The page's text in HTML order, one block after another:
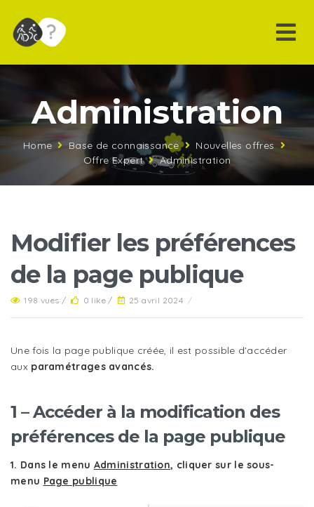
Administration
Home Base de connaissance
Nouvelles offres
Offre Expert
Administration
Modifier les préférences
de la page publique
198 vues / 0 like / 25 avril 2024 /
Une fois la page publique créée, il est possible d’accéder
aux paramétrages avancés.
1 – Accéder à la modification des
préférences de la page publique
1. Dans le menu Administration, cliquer sur le sous-
menu Page publique